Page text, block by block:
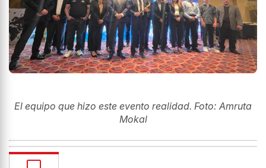
El equipo que hizo este evento realidad. Foto: Amruta
Mokal